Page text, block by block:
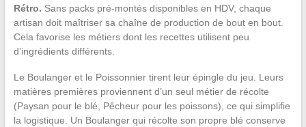
Rétro. Sans packs pré-montés disponibles en HDV, chaque
artisan doit maîtriser sa chaîne de production de bout en bout.
Cela favorise les métiers dont les recettes utilisent peu
d’ingrédients différents.
Le Boulanger et le Poissonnier tirent leur épingle du jeu. Leurs
matières premières proviennent d’un seul métier de récolte
(Paysan pour le blé, Pêcheur pour les poissons), ce qui simplifie
la logistique. Un Boulanger qui récolte son propre blé conserve